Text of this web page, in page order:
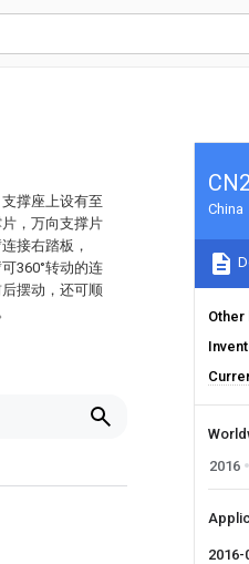
撑座上设有至
，万向支撑片
接右踏板，
360°转动的连
摆动，还可顺
China
Other
2016
2016-